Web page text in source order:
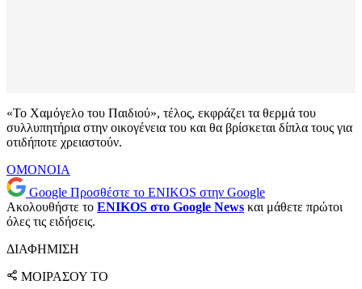
«Το Χαμόγελο του Παιδιού», τέλος, εκφράζει τα θερμά του
συλλυπητήρια στην οικογένεια του και θα βρίσκεται δίπλα τους για
οτιδήποτε χρειαστούν.
ΟΜΟΝΟΙΑ
Google Προσθέστε το ENIKOS στην Google
Ακολουθήστε το ENIKOS στο Google News και μάθετε πρώτοι
όλες τις ειδήσεις.
ΔΙΑΦΗΜΙΣΗ
ΜΟΙΡΑΣΟΥ ΤΟ